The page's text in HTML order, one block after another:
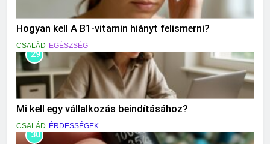
Hogyan kell A B1-vitamin hiányt felismerni?
CSALÁD EGÉSZSÉG
29
Mi kell egy vállalkozás beindításához?
CSALÁD ÉRDESSÉGEK
30